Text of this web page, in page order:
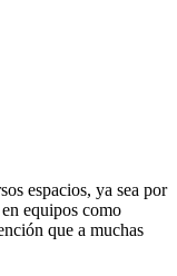
espacios, ya sea por
equipos como
que a muchas